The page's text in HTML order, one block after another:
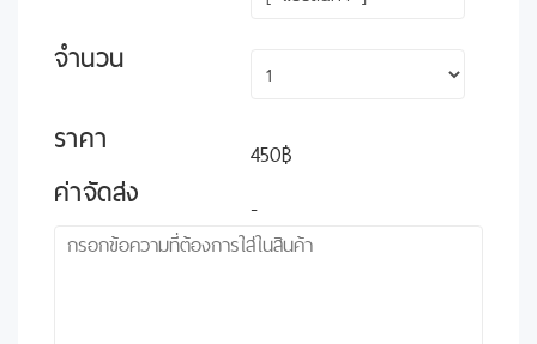
จำนวน
ราคา
450฿
ค่าจัดส่ง -